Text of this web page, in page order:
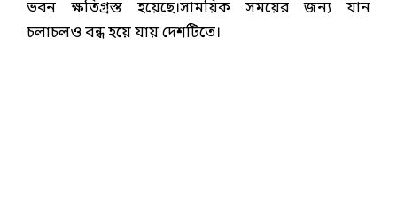
ভবন ক্ষতিগ্রস্ত হয়েছে।সাময়িক সময়ের জন্য যান
চলাচলও বন্ধ হয়ে যায় দেশটিতে।